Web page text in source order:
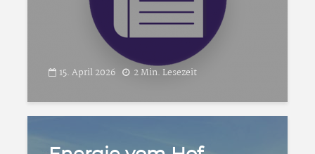
15. April 2026 2 Min. Lesezeit